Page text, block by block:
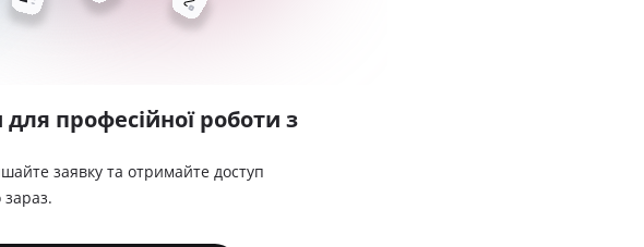
професійної роботи з
заявку та отримайте доступ